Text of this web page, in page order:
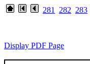
281 282 283
Display PDF Page